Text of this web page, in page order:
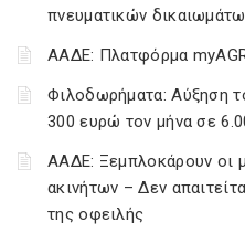
πνευματικών
ΑΑΔΕ: Πλατφόρμα
Φιλοδωρήματα: Αύξηση
300 ευρώ τον μήνα σε
ΑΑΔΕ: Ξεμπλοκάρουν οι
ακινήτων – Δεν
της οφειλής